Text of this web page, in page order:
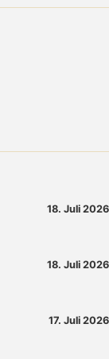
18. Juli 2026
18. Juli 2026
17. Juli 2026